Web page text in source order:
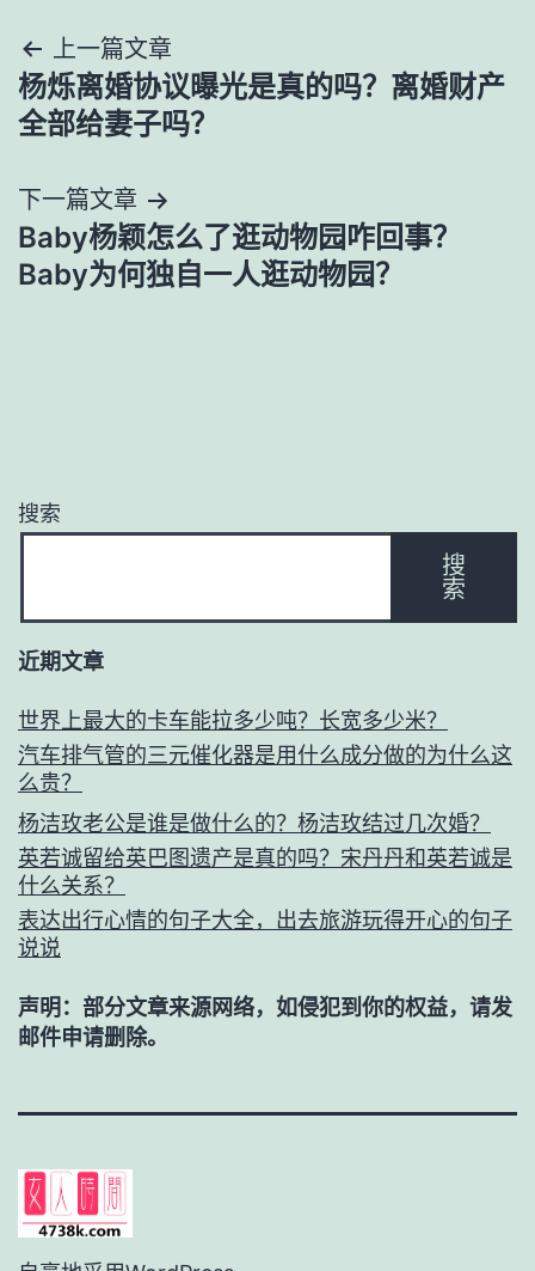
文
章
航
上一篇文章
杨烁离婚协议曝光是真的吗？离婚财产
全部给妻子吗？
下一篇文章
Baby杨颖怎么了逛动物园咋回事？
Baby为何独自一人逛动物园？
搜索
搜
索
近期文章
世界上最大的卡车能拉多少吨？长宽多少米？
汽车排气管的三元催化器是用什么成分做的为什么这
么贵？
杨洁玫老公是谁是做什么的？杨洁玫结过几次婚？
英若诚留给英巴图遗产是真的吗？宋丹丹和英若诚是
什么关系？
表达出行心情的句子大全，出去旅游玩得开心的句子
说说
声明：部分文章来源网络，如侵犯到你的权益，请发
邮件申请删除。